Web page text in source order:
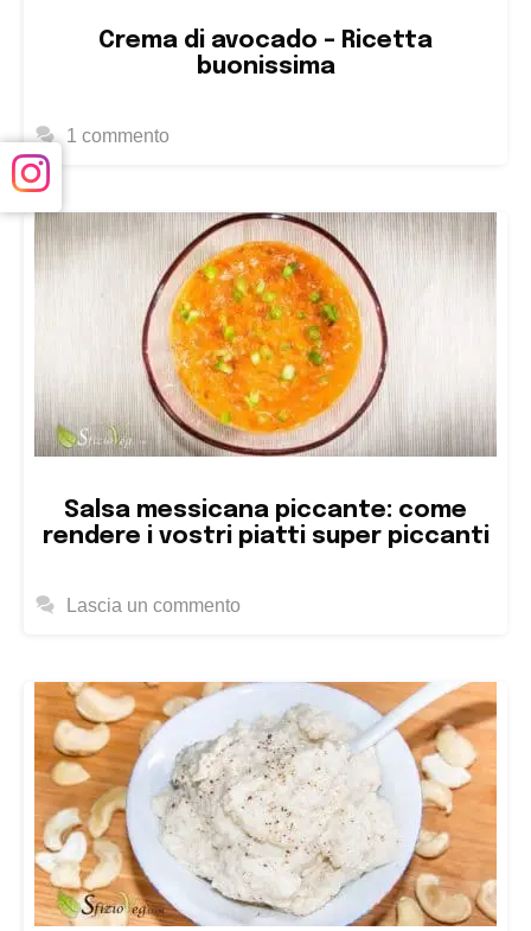
Crema di avocado – Ricetta
buonissima
1 commento
Salsa messicana piccante: come
rendere i vostri piatti super piccanti
Lascia un commento